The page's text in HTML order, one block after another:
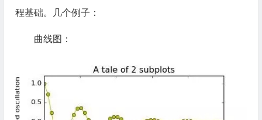
程基础。几个例子：
曲线图：